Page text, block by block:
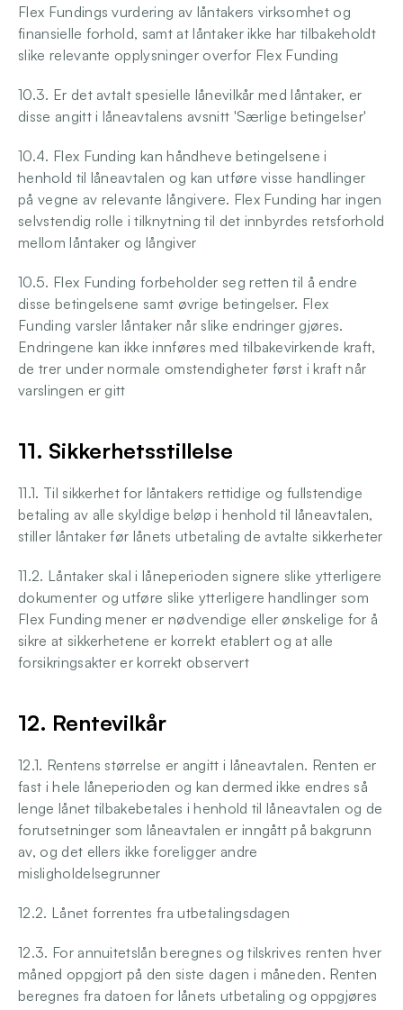
Flex Fundings vurdering av låntakers virksomhet og
finansielle forhold, samt at låntaker ikke har tilbakeholdt
slike relevante opplysninger overfor Flex Funding
10.3. Er det avtalt spesielle lånevilkår med låntaker, er
disse angitt i låneavtalens avsnitt 'Særlige betingelser'
10.4. Flex Funding kan håndheve betingelsene i
henhold til låneavtalen og kan utføre visse handlinger
på vegne av relevante långivere. Flex Funding har ingen
selvstendig rolle i tilknytning til det innbyrdes retsforhold
mellom låntaker og långiver
10.5. Flex Funding forbeholder seg retten til å endre
disse betingelsene samt øvrige betingelser. Flex
Funding varsler låntaker når slike endringer gjøres.
Endringene kan ikke innføres med tilbakevirkende kraft,
de trer under normale omstendigheter først i kraft når
varslingen er gitt
11. Sikkerhetsstillelse
11.1. Til sikkerhet for låntakers rettidige og fullstendige
betaling av alle skyldige beløp i henhold til låneavtalen,
stiller låntaker før lånets utbetaling de avtalte sikkerheter
11.2. Låntaker skal i låneperioden signere slike ytterligere
dokumenter og utføre slike ytterligere handlinger som
Flex Funding mener er nødvendige eller ønskelige for å
sikre at sikkerhetene er korrekt etablert og at alle
forsikringsakter er korrekt observert
12. Rentevilkår
12.1. Rentens størrelse er angitt i låneavtalen. Renten er
fast i hele låneperioden og kan dermed ikke endres så
lenge lånet tilbakebetales i henhold til låneavtalen og de
forutsetninger som låneavtalen er inngått på bakgrunn
av, og det ellers ikke foreligger andre
misligholdelsegrunner
12.2. Lånet forrentes fra utbetalingsdagen
12.3. For annuitetslån beregnes og tilskrives renten hver
måned oppgjort på den siste dagen i måneden. Renten
beregnes fra datoen for lånets utbetaling og oppgjøres